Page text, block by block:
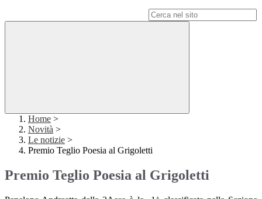
Home >
Novità >
Le notizie >
Premio Teglio Poesia al Grigoletti
Premio Teglio Poesia al Grigoletti